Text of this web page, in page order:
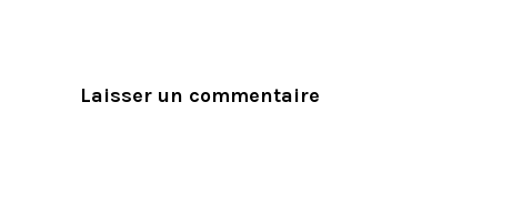
Laisser un commentaire